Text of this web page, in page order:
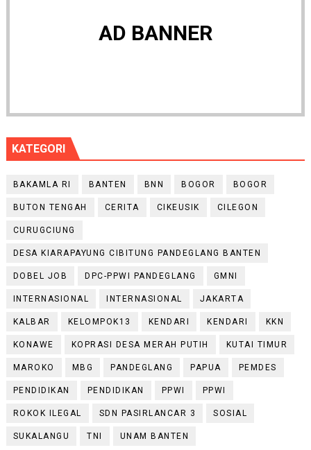
AD BANNER
KATEGORI
BAKAMLA RI BANTEN BNN BOGOR BOGOR
BUTON TENGAH CERITA CIKEUSIK CILEGON
CURUGCIUNG
DESA KIARAPAYUNG CIBITUNG PANDEGLANG BANTEN
DOBEL JOB DPC-PPWI PANDEGLANG GMNI
INTERNASIONAL INTERNASIONAL JAKARTA
KALBAR KELOMPOK13 KENDARI KENDARI KKN
KONAWE KOPRASI DESA MERAH PUTIH KUTAI TIMUR
MAROKO MBG PANDEGLANG PAPUA PEMDES
PENDIDIKAN PENDIDIKAN PPWI PPWI
ROKOK ILEGAL SDN PASIRLANCAR 3 SOSIAL
SUKALANGU TNI UNAM BANTEN